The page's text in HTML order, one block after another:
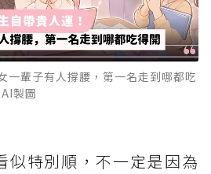
一輩子有人撐腰，第一名走到哪都吃
製圖
似特別順，不一定是因為